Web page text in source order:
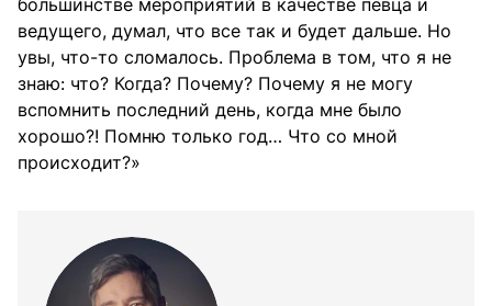
ведущего, думал, что все так и будет дальше. Но
увы, что-то сломалось. Проблема в том, что я не
знаю: что? Когда? Почему? Почему я не могу
вспомнить последний день, когда мне было
хорошо?! Помню только год… Что со мной
происходит?»